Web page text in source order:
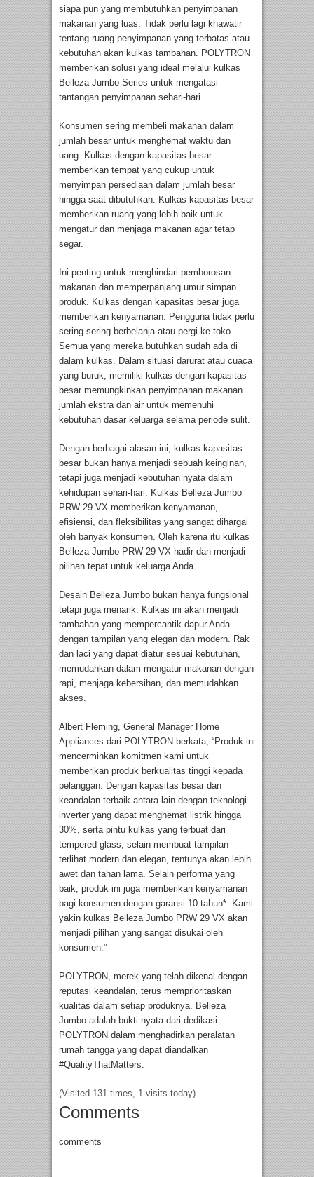
siapa pun yang membutuhkan penyimpanan
makanan yang luas. Tidak perlu lagi khawatir
tentang ruang penyimpanan yang terbatas atau
kebutuhan akan kulkas tambahan. POLYTRON
memberikan solusi yang ideal melalui kulkas
Belleza Jumbo Series untuk mengatasi
tantangan penyimpanan sehari-hari.
Konsumen sering membeli makanan dalam
jumlah besar untuk menghemat waktu dan
uang. Kulkas dengan kapasitas besar
memberikan tempat yang cukup untuk
menyimpan persediaan dalam jumlah besar
hingga saat dibutuhkan. Kulkas kapasitas besar
memberikan ruang yang lebih baik untuk
mengatur dan menjaga makanan agar tetap
segar.
Ini penting untuk menghindari pemborosan
makanan dan memperpanjang umur simpan
produk. Kulkas dengan kapasitas besar juga
memberikan kenyamanan. Pengguna tidak perlu
sering-sering berbelanja atau pergi ke toko.
Semua yang mereka butuhkan sudah ada di
dalam kulkas. Dalam situasi darurat atau cuaca
yang buruk, memiliki kulkas dengan kapasitas
besar memungkinkan penyimpanan makanan
jumlah ekstra dan air untuk memenuhi
kebutuhan dasar keluarga selama periode sulit.
Dengan berbagai alasan ini, kulkas kapasitas
besar bukan hanya menjadi sebuah keinginan,
tetapi juga menjadi kebutuhan nyata dalam
kehidupan sehari-hari. Kulkas Belleza Jumbo
PRW 29 VX memberikan kenyamanan,
efisiensi, dan fleksibilitas yang sangat dihargai
oleh banyak konsumen. Oleh karena itu kulkas
Belleza Jumbo PRW 29 VX hadir dan menjadi
pilihan tepat untuk keluarga Anda.
Desain Belleza Jumbo bukan hanya fungsional
tetapi juga menarik. Kulkas ini akan menjadi
tambahan yang mempercantik dapur Anda
dengan tampilan yang elegan dan modern. Rak
dan laci yang dapat diatur sesuai kebutuhan,
memudahkan dalam mengatur makanan dengan
rapi, menjaga kebersihan, dan memudahkan
akses.
Albert Fleming, General Manager Home
Appliances dari POLYTRON berkata, “Produk ini
mencerminkan komitmen kami untuk
memberikan produk berkualitas tinggi kepada
pelanggan. Dengan kapasitas besar dan
keandalan terbaik antara lain dengan teknologi
inverter yang dapat menghemat listrik hingga
30%, serta pintu kulkas yang terbuat dari
tempered glass, selain membuat tampilan
terlihat modern dan elegan, tentunya akan lebih
awet dan tahan lama. Selain performa yang
baik, produk ini juga memberikan kenyamanan
bagi konsumen dengan garansi 10 tahun*. Kami
yakin kulkas Belleza Jumbo PRW 29 VX akan
menjadi pilihan yang sangat disukai oleh
konsumen.”
POLYTRON, merek yang telah dikenal dengan
reputasi keandalan, terus memprioritaskan
kualitas dalam setiap produknya. Belleza
Jumbo adalah bukti nyata dari dedikasi
POLYTRON dalam menghadirkan peralatan
rumah tangga yang dapat diandalkan
#QualityThatMatters.
(Visited 131 times, 1 visits today)
Comments
comments